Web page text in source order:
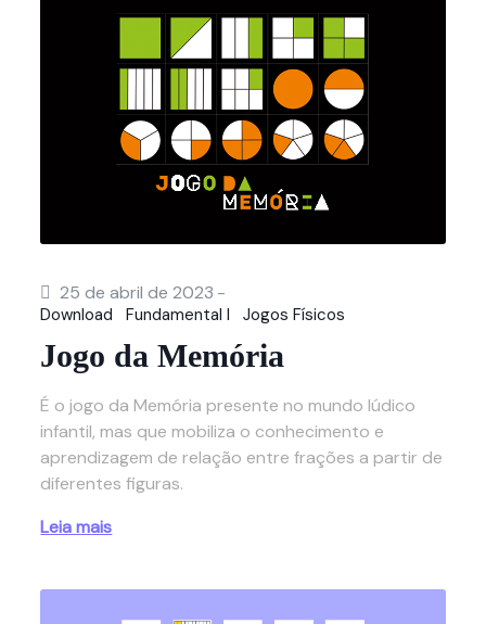
25 de abril de 2023 -
Download Fundamental I Jogos Físicos
Jogo da Memória
É o jogo da Memória presente no mundo lúdico
infantil, mas que mobiliza o conhecimento e
aprendizagem de relação entre frações a partir de
diferentes figuras.
Leia mais